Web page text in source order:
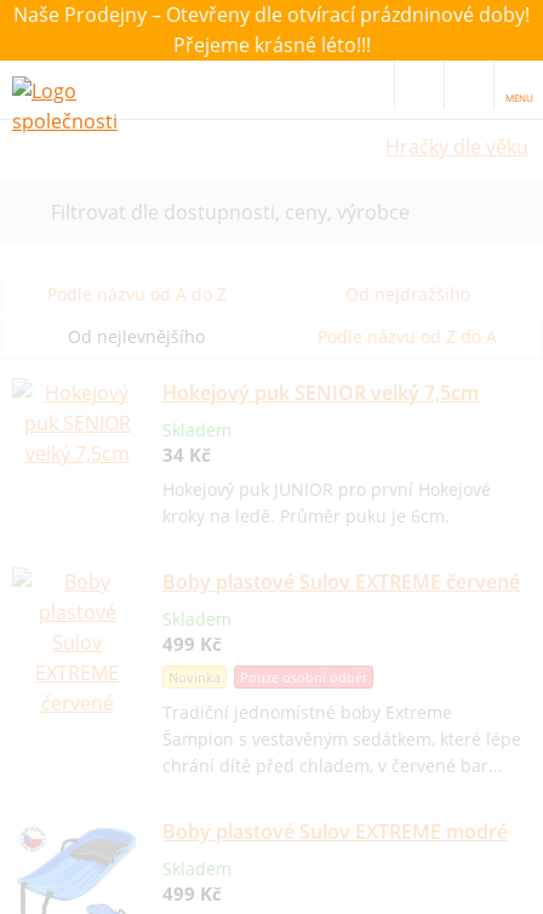
Naše Prodejny – Otevřeny dle otvírací prázdninové doby!
Přejeme krásné léto!!!
MENU
Hračky dle věku
Filtrovat dle dostupnosti, ceny, výrobce
Podle názvu od A do Z
Od nejdražšího
Od nejlevnějšího
Podle názvu od Z do A
Hokejový puk SENIOR velký 7,5cm
Skladem
34 Kč
Hokejový puk JUNIOR pro první Hokejové
kroky na ledě. Průměr puku je 6cm.
Boby plastové Sulov EXTREME červené
Skladem
499 Kč
Novinka Pouze osobní odběr
Tradiční jednomístné boby Extreme
Šampion s vestavěným sedátkem, které lépe
chrání dítě před chladem, v červené bar…
Boby plastové Sulov EXTREME modré
Skladem
499 Kč